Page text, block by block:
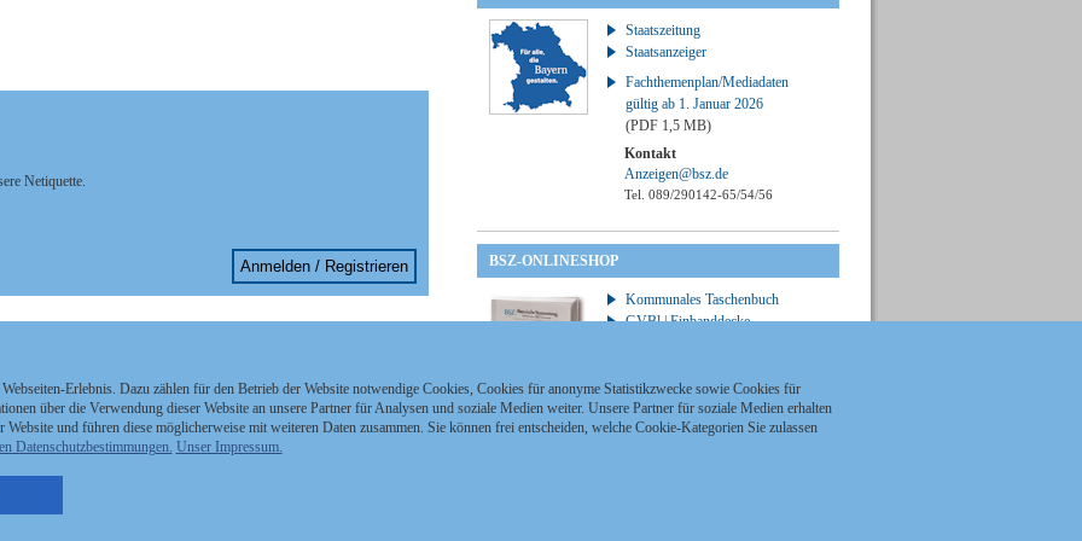
Netiquette.
Anmelden / Registrieren
Staatszeitung
Staatsanzeiger
Fachthemenplan/Mediadaten
gültig ab 1. Januar 2026
(PDF 1,5 MB)
Kontakt
Anzeigen@bsz.de
Tel. 089/290142-65/54/56
BSZ-ONLINESHOP
Kommunales Taschenbuch
GVBl | Einbanddecke
Staatszeitung
Erlebnis. Dazu zählen für den Betrieb der Website notwendige Cookies, Cookies für anonyme Statistikzwecke sowie Cookies für
über die Verwendung dieser Website an unsere Partner für Analysen und soziale Medien weiter. Unsere Partner für soziale Medien erhalten
und führen diese möglicherweise mit weiteren Daten zusammen. Sie können frei entscheiden, welche Cookie-Kategorien Sie zulassen
Datenschutzbestimmungen. Unser Impressum.